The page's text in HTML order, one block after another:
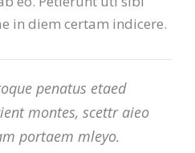
in diem certam indicere.
penatus etaed
montes, scettr aieo
portaem mleyo.